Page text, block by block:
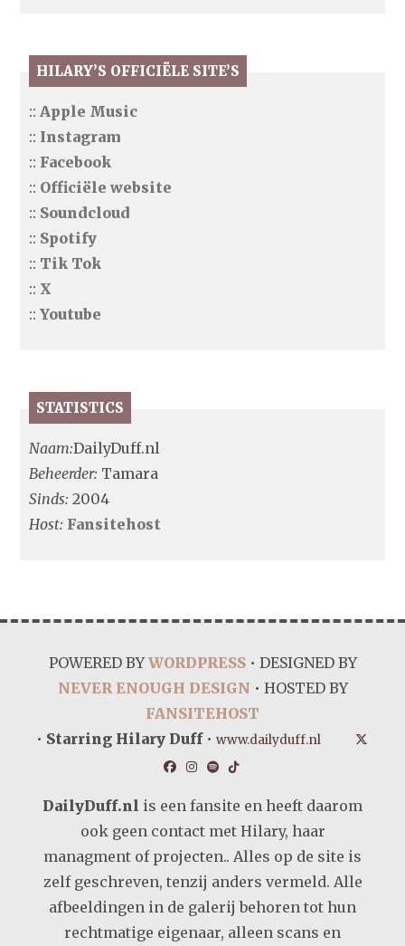
HILARY’S OFFICIËLE SITE’S
::Apple Music
:: Instagram
:: Facebook
:: Officiële website
:: Soundcloud
:: Spotify
:: Tik Tok
:: X
::Youtube
STATISTICS
Naam:DailyDuff.nl
Beheerder: Tamara
Sinds: 2004
Host: Fansitehost
POWERED BYWORDPRESS• DESIGNED BY
NEVER ENOUGH DESIGN • HOSTED BY
FANSITEHOST
• Starring Hilary Duff• www.dailyduff.nl
DailyDuff.nl is een fansite en heeft daarom
ook geen contact met Hilary, haar
managment of projecten.. Alles op de site is
zelf geschreven, tenzij anders vermeld. Alle
afbeeldingen in de galerij behoren tot hun
rechtmatige eigenaar, alleen scans en